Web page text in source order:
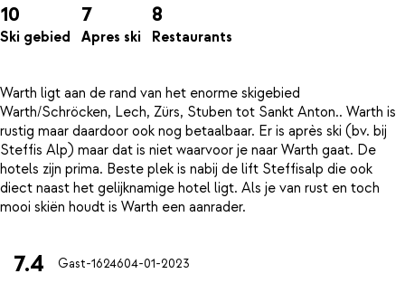
10
Ski gebied
7
Apres ski
8
Restaurants
Warth ligt aan de rand van het enorme skigebied
Warth/Schröcken, Lech, Zürs, Stuben tot Sankt Anton.. Warth is
rustig maar daardoor ook nog betaalbaar. Er is après ski (bv. bij
Steffis Alp) maar dat is niet waarvoor je naar Warth gaat. De
hotels zijn prima. Beste plek is nabij de lift Steffisalp die ook
diect naast het gelijknamige hotel ligt. Als je van rust en toch
7.4 Gast-1624604-01-2023